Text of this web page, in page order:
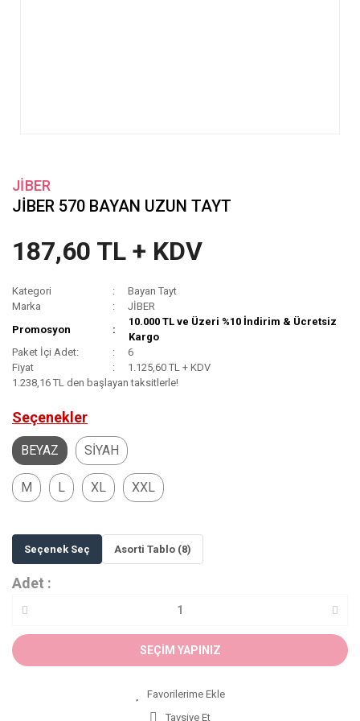
JİBER
JİBER 570 BAYAN UZUN TAYT
187,60 TL + KDV
Kategori
Bayan Tayt
Marka
JİBER
Promosyon
10.000 TL ve Üzeri %10 İndirim & Ücretsiz
Kargo
Paket İçi Adet:
6
Fiyat
1.125,60 TL + KDV
1.238,16 TL den başlayan taksitlerle!
Seçenekler
BEYAZ SİYAH
M L XL XXL
Seçenek Seç Asorti Tablo (8)
Adet :
SEÇİM YAPINIZ
Tavsiye Et